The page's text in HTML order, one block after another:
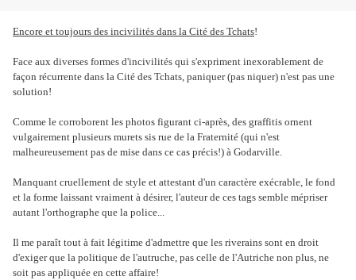
Encore et toujours des incivilités dans la Cité des Tchats!
Face aux diverses formes d'incivilités qui s'expriment inexorablement de
façon récurrente dans la Cité des Tchats, paniquer (pas niquer) n'est pas une
solution!
Comme le corroborent les photos figurant ci-après, des graffitis ornent
vulgairement plusieurs murets sis rue de la Fraternité (qui n'est
malheureusement pas de mise dans ce cas précis!) à Godarville.
Manquant cruellement de style et attestant d'un caractère exécrable, le fond
et la forme laissant vraiment à désirer, l'auteur de ces tags semble mépriser
autant l'orthographe que la police...
Il me paraît tout à fait légitime d'admettre que les riverains sont en droit
d'exiger que la politique de l'autruche, pas celle de l'Autriche non plus, ne
soit pas appliquée en cette affaire!